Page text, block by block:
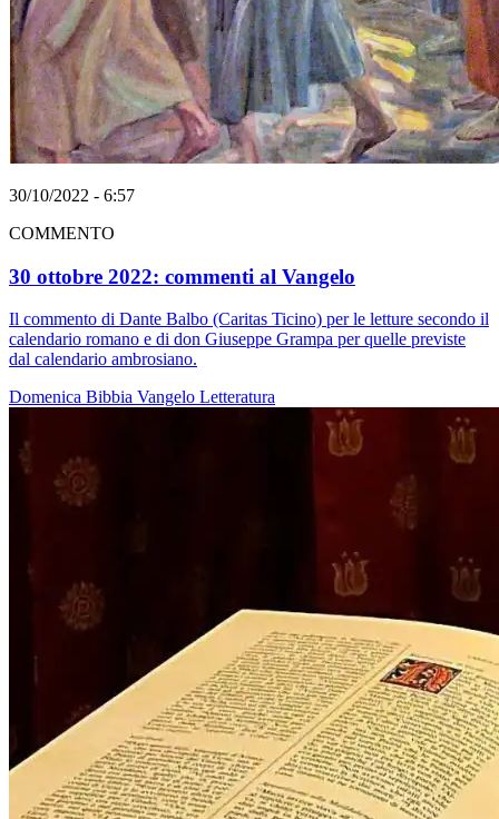
30/10/2022 - 6:57
COMMENTO
30 ottobre 2022: commenti al Vangelo
Il commento di Dante Balbo (Caritas Ticino) per le letture secondo il
calendario romano e di don Giuseppe Grampa per quelle previste
dal calendario ambrosiano.
Domenica Bibbia Vangelo Letteratura